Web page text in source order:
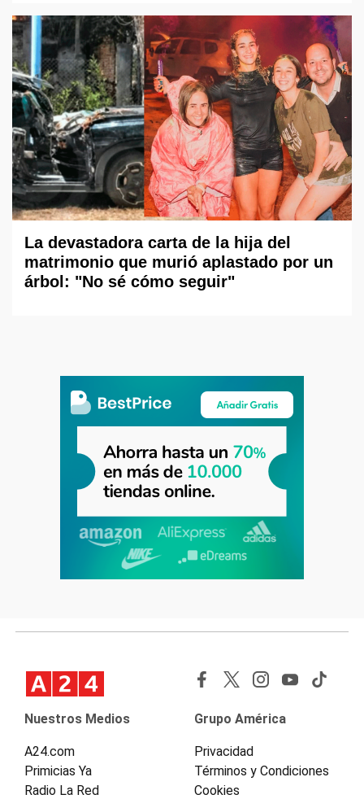
La devastadora carta de la hija del
matrimonio que murió aplastado por un
árbol: "No sé cómo seguir"
Nuestros Medios
A24.com
Primicias Ya
Radio La Red
Grupo América
Privacidad
Términos y Condiciones
Cookies